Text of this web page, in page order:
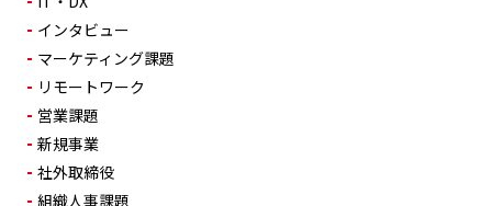
インタビュー
マーケティング課題
リモートワーク
営業課題
新規事業
社外取締役
組織人事課題